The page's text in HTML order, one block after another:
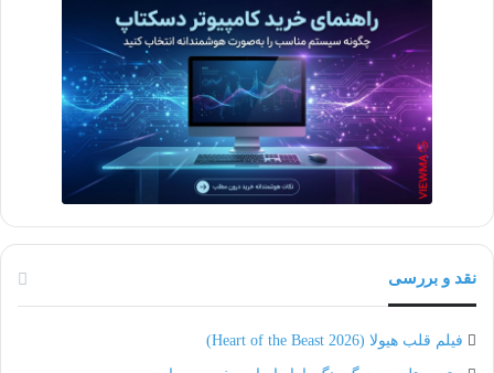
نقد و بررسی
فیلم قلب هیولا (Heart of the Beast 2026)